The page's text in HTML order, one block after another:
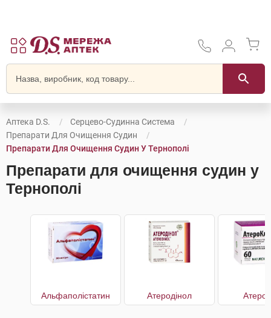
Аптека D.S.
Серцево-Судинна Система
Препарати Для Очищення Судин
Препарати Для Очищення Судин У Тернополі
Препарати для очищення судин у
Тернополі
Альфаполістатин Атеродінол